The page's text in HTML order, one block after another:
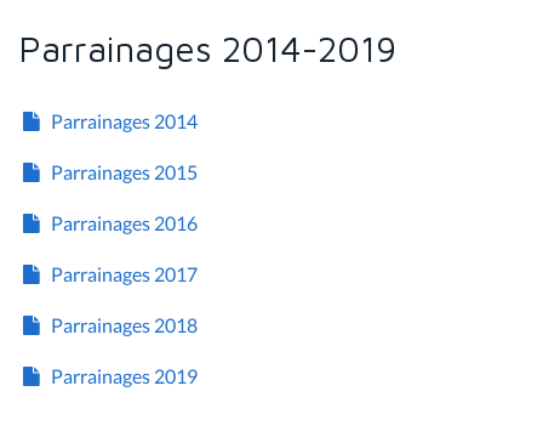
Parrainages 2014-2019
Parrainages 2014
Parrainages 2015
Parrainages 2016
Parrainages 2017
Parrainages 2018
Parrainages 2019